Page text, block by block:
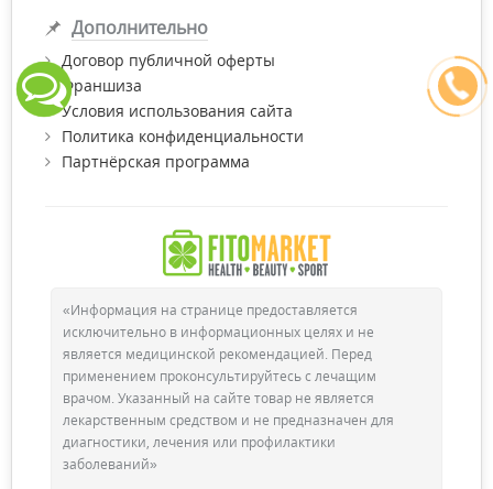
Дополнительно
Договор публичной оферты
Франшиза
Условия использования сайта
Политика конфиденциальности
Партнёрская программа
«Информация на странице предоставляется
исключительно в информационных целях и не
является медицинской рекомендацией. Перед
применением проконсультируйтесь с лечащим
врачом. Указанный на сайте товар не является
лекарственным средством и не предназначен для
диагностики, лечения или профилактики
заболеваний»